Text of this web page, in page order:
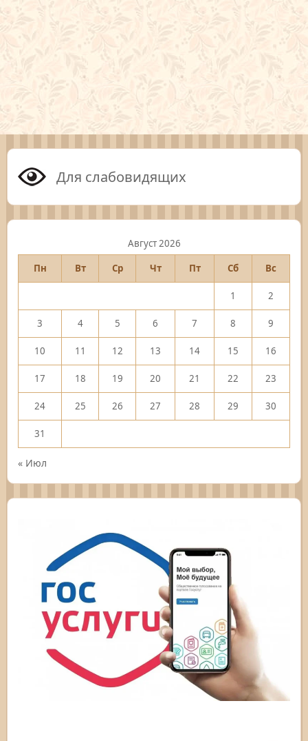
Для слабовидящих
Август 2026
Пн
Вт Ср Чт Пт Сб Вс
1 2
3 4 5 6 7 8 9
10 11 12 13 14 15 16
17 18 19 20 21 22 23
24 25 26 27 28 29 30
31
« Июл